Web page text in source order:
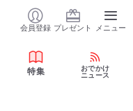
会員登録 プレゼント メニュー
特集
おでかけ
ニュース